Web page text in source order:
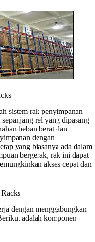
sistem rak penyimpanan
rel yang dipasang
beban berat dan
dengan
yang biasanya ada dalam
bergerak, rak ini dapat
akses cepat dan
dengan menggabungkan
adalah komponen